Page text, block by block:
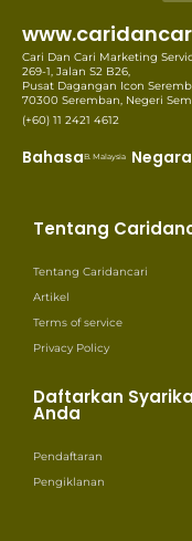
Cari Dan Cari Marketing
269-1, Jalan S2 B26,
Pusat Dagangan Icon
70300 Seremban, Negeri
(+60) 11 2421 4612
BahasaB. Malaysia Negara
Tentang
Tentang Caridancari
Artikel
Terms of service
Privacy Policy
Daftarkan
Anda
Pendaftaran
Pengiklanan